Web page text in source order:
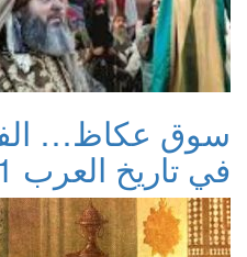
سوق عكاظ…
في تاريخ العرب 1\2